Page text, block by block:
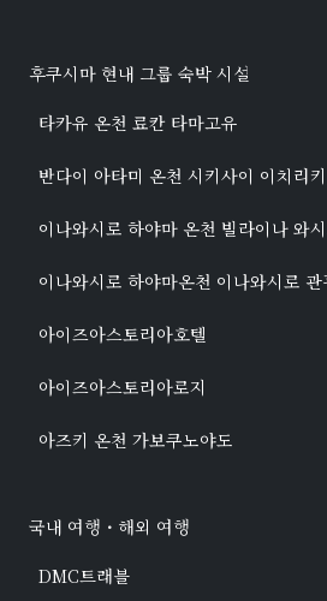
후쿠시마 현내 그룹 숙박 시설
타카유 온천 료칸 타마고유
반다이 아타미 온천 시키사이 이치리키
이나와시로 하야마 온천 빌라이나 와
이나와시로 하야마온천 이나와시로 관
아이즈아스토리아호텔
아이즈아스토리아로지
아즈키 온천 가보쿠노야도
국내 여행・해외 여행
DMC트래블